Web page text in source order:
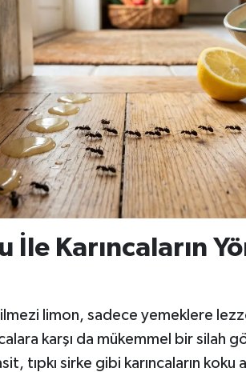
İle Karıncaların
limon, sadece yemeklere
karşı da mükemmel bir silah
tıpkı sirke gibi karıncaların